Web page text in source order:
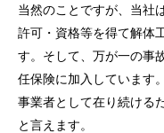
当然のことですが、当社
許可・資格等を得て解体
す。そして、万が一の事
任保険に加入しています
事業者として在り続ける
と言えます。